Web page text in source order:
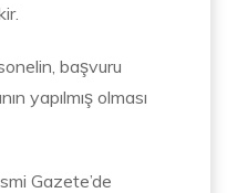
başvuru
yapılmış olması
Gazete’de